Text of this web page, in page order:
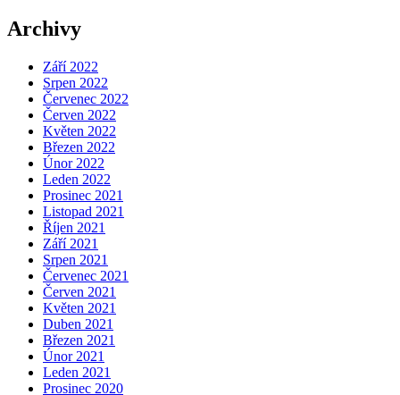
Archivy
Září 2022
Srpen 2022
Červenec 2022
Červen 2022
Květen 2022
Březen 2022
Únor 2022
Leden 2022
Prosinec 2021
Listopad 2021
Říjen 2021
Září 2021
Srpen 2021
Červenec 2021
Červen 2021
Květen 2021
Duben 2021
Březen 2021
Únor 2021
Leden 2021
Prosinec 2020